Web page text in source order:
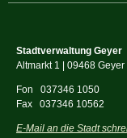
Stadtverwaltung Geyer
Altmarkt 1 | 09468 Geyer
Fon 037346 1050
Fax 037346 10562
E-Mail an die Stadt